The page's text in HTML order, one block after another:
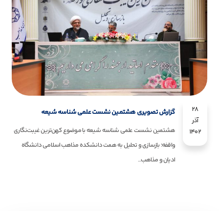
28
آذر
1402
گزارش تصویری هشتمین نشست علمی شناسه شیعه
هشتمین نشست علمی شناسه شیعه با موضوع کهن‌ترین غیبت‌نگاری
واقفه؛ بازسازی و تحلیل به همت دانشکده مذاهب اسلامی دانشگاه
ادیان و مذاهب...